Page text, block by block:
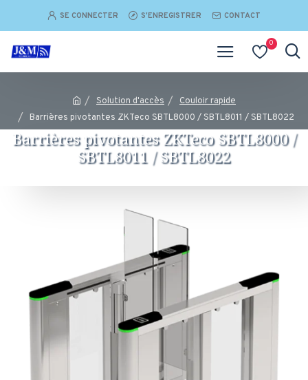
SE CONNECTER S'ENREGISTRER CONTACT
0
Solution d'accès
Couloir rapide
Barrières pivotantes ZKTeco SBTL8000 / SBTL8011 / SBTL8022
Barrières pivotantes ZKTeco SBTL8000 /
SBTL8011 / SBTL8022